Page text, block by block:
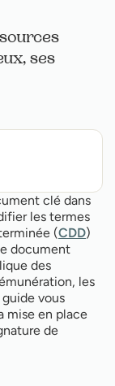
clé dans
les termes
(CDD)
document
des
les
vous
mise en place
de
ses
travail
avenant ?
avenant
un CDI ?
de poste
de travail